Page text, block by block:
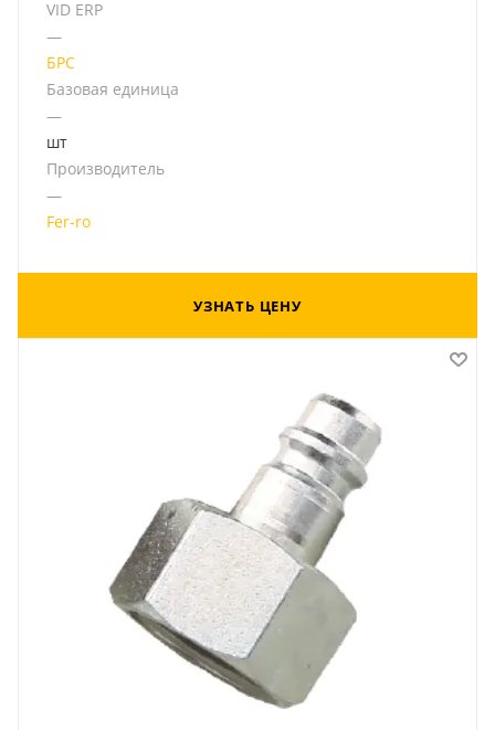
VID ERP
—
БРС
Базовая единица
—
шт
Производитель
—
Fer-ro
УЗНАТЬ ЦЕНУ